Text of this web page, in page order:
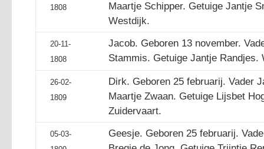
1808
Maartje Schipper. Getuige Jantje
Westdijk.
20-11-
1808
Jacob. Geboren 13 november.
Stammis. Getuige Jantje Randjes.
26-02-
1809
Dirk. Geboren 25 februarij. Vader
Maartje Zwaan. Getuige Lijsbet
Zuidervaart.
05-03-
Geesje. Geboren 25 februarij.